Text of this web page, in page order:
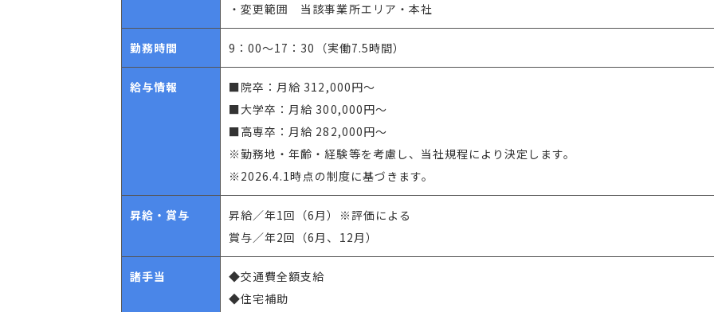
・変更範囲 当該事業所エリア・本社
勤務時間 9：00～17：30（実働7.5時間）
給与情報
■院卒：月給 312,000円～
■大学卒：月給 300,000円～
■高専卒：月給 282,000円～
※勤務地・年齢・経験等を考慮し、当社規程により決定します。
※2026.4.1時点の制度に基づきます。
昇給・賞与
昇給／年1回（6月）※評価による
賞与／年2回（6月、12月）
諸手当
◆交通費全額支給
◆住宅補助